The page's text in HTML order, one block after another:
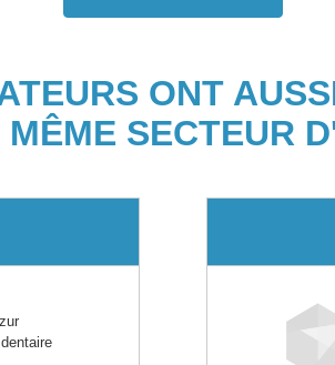
ONT
SECTEUR